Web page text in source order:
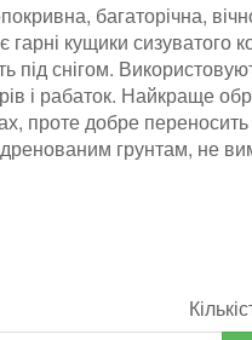
, багаторічна,
гарні кущики сизуватого
під снігом.
і рабаток. Найкраще
проте добре переносить
грунтам, не